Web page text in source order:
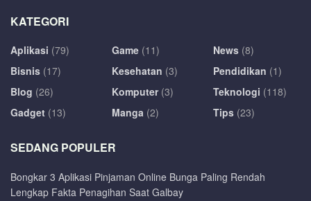
KATEGORI
Aplikasi (79)
Bisnis (17)
Blog (26)
Gadget (13)
Game (11)
Kesehatan (3)
Komputer(3)
Manga (2)
News (8)
Pendidikan (1)
Teknologi (118)
Tips (23)
SEDANG POPULER
Bongkar 3 Aplikasi Pinjaman Online Bunga Paling Rendah
Lengkap Fakta Penagihan Saat Galbay